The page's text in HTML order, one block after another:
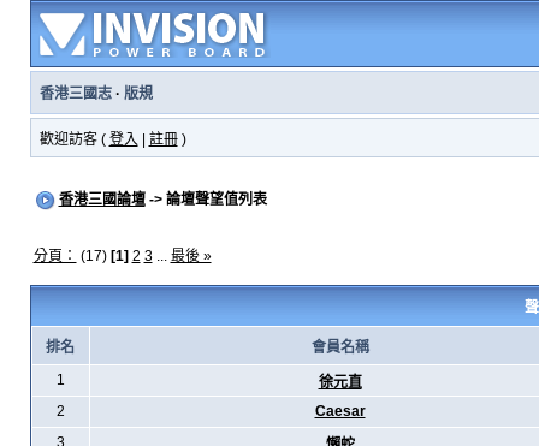
香港三國志· 版規
歡迎訪客 ( 登入 註冊)
香港三國論壇-> 論壇聲望值列表
分頁： (17) [1] 2 3... 最後 »
排名
會員名稱
1
徐元直
2
Caesar
3